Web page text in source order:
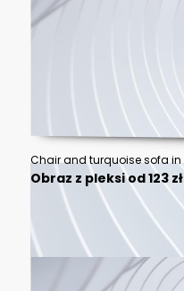
Obraz z pleksi od 123 zł